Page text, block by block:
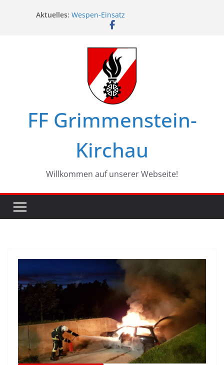
Aktuelles: Wespen-Einsatz
Glückwünsche zum 75. Geburtstag
Landesbewerbe in Zistersdorf
FF Grimmenstein-
Kirchau
Willkommen auf unserer Webseite!